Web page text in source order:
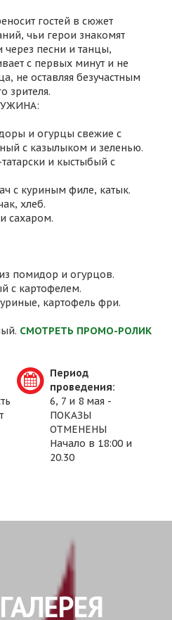
гостей в сюжет
чьи герои знакомят
через песни и танцы,
с первых минут и не
не оставляя безучастным
зрителя.
и огурцы свежие с
с казылыком и зеленью.
и кыстыбый с
с куриным филе, катык.
хлеб.
сахаром.
помидор и огурцов.
с картофелем.
картофель фри.
СМОТРЕТЬ ПРОМО-РОЛИК
Период
проведения:
6, 7 и 8 мая -
ПОКАЗЫ
ОТМЕНЕНЫ
Начало в 18:00 и
20.30